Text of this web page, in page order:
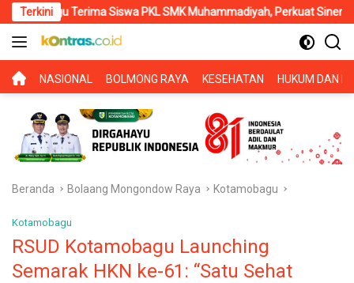
Langsung
ke
konten
Terkini
PKL SMK Muhammadiyah, Perkuat Sinergi Dunia Pendidikan
BERANDA
NASIONAL BOLMONG RAYA KESEHATAN HUKUM DAN
Beranda Bolaang Mongondow Raya Kotamobagu
Kotamobagu
RSUD Kotamobagu Launching
Semarak HKN ke-61: “Satu Sehat